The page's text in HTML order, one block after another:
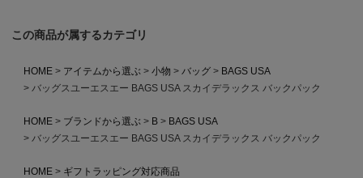
この商品が属するカテゴリ
HOME アイテムから選ぶ 小物 バッグ
BAGS USA
バッグスユーエスエー BAGS USA スカイデラックス バックパック
HOME ブランドから選ぶ B
BAGS USA
バッグスユーエスエー BAGS USA スカイデラックス バックパック
HOME
ギフトラッピング対応商品